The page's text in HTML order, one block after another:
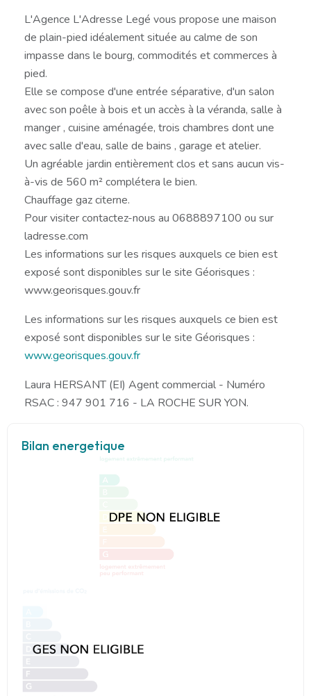
L'Agence L'Adresse Legé vous propose une maison
de plain-pied idéalement située au calme de son
impasse dans le bourg, commodités et commerces à
pied.
Elle se compose d'une entrée séparative, d'un salon
avec son poêle à bois et un accès à la véranda, salle à
manger , cuisine aménagée, trois chambres dont une
avec salle d'eau, salle de bains , garage et atelier.
Un agréable jardin entièrement clos et sans aucun vis-
à-vis de 560 m² complétera le bien.
Chauffage gaz citerne.
Pour visiter contactez-nous au 0688897100 ou sur
ladresse.com
Les informations sur les risques auxquels ce bien est
exposé sont disponibles sur le site Géorisques :
www.georisques.gouv.fr
Les informations sur les risques auxquels ce bien est
exposé sont disponibles sur le site Géorisques :
www.georisques.gouv.fr
Laura HERSANT (EI) Agent commercial - Numéro
RSAC : 947 901 716 - LA ROCHE SUR YON.
Bilan energetique